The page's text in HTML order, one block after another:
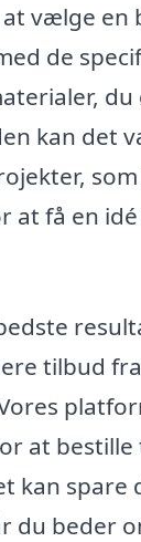
vælge en
de
du
kan det
at få en
tilbud
at
kan spare
du beder